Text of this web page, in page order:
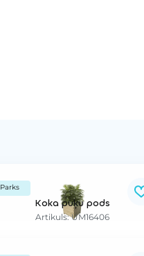
Parks
Koka puķu pods
Artikuls: UM16406